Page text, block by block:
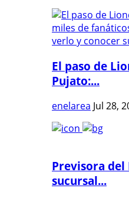
El paso de
Pujato:...
enelarea Jul 28,
Previsora del
sucursal...